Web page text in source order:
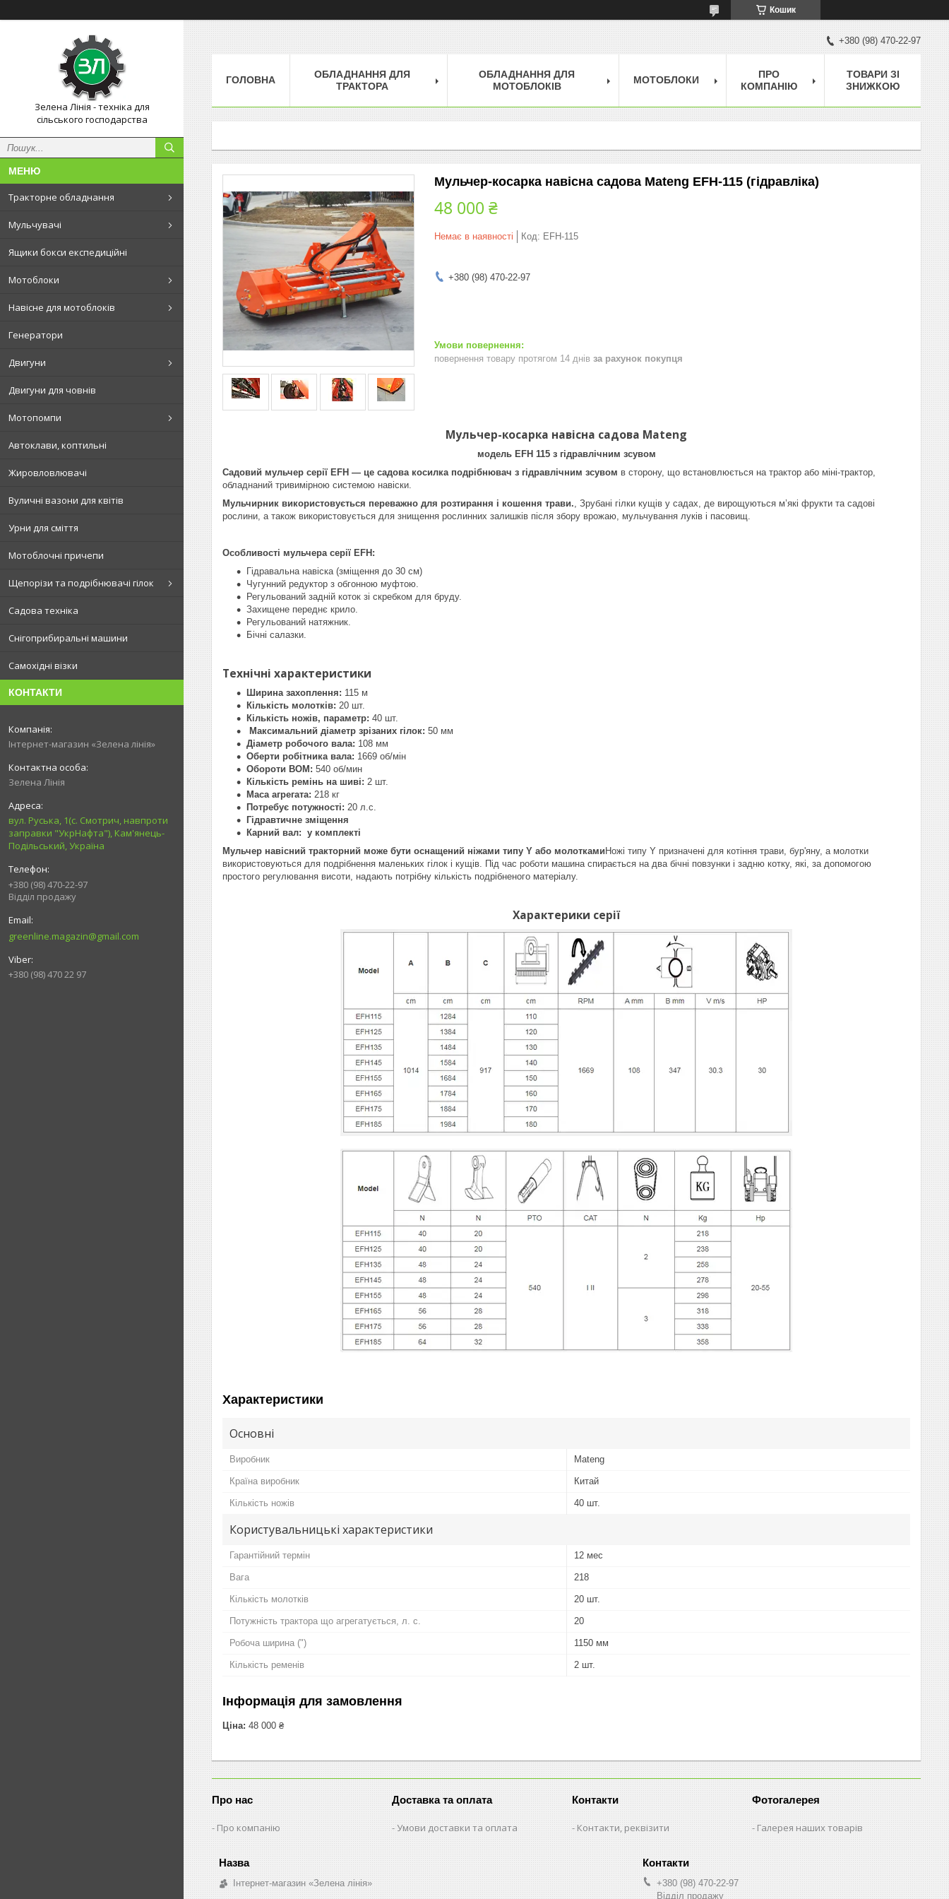
Кошик
Зелена Лінія - техніка для
сільського господарства
Тракторне обладнання
Мульчувачі
Ящики бокси експедиційні
Мотоблоки
Навісне для мотоблоків
Генератори
Двигуни
Двигуни для човнів
Мотопомпи
Автоклави, коптильні
Жировловлювачі
Вуличні вазони для квітів
Урни для сміття
Мотоблочні причепи
Щепорізи та подрібнювачі гілок
Садова техніка
Снігоприбиральні машини
Самохідні візки
КОНТАКТИ
Інтернет-магазин «Зелена лінія»
Зелена Лінія
вул. Руська, 1(с. Смотрич, навпроти
заправки "УкрНафта"), Кам'янець-
Подільський, Україна
+380 (98) 470-22-97
Відділ продажу
greenline.magazin@gmail.com
+380 (98) 470 22 97
+380 (98) 470-22-97
ГОЛОВНА
ОБЛАДНАННЯ ДЛЯ
ТРАКТОРА
ОБЛАДНАННЯ ДЛЯ
МОТОБЛОКІВ
МОТОБЛОКИ
ПРО
КОМПАНІЮ
ТОВАРИ ЗІ
ЗНИЖКОЮ
Мульчер-косарка навісна садова Mateng EFH-115 (гідравліка)
48 000 ₴
Немає в наявності Код: EFH-115
+380 (98) 470-22-97
повернення товару протягом 14 днів за рахунок покупця
Мульчер-косарка навісна садова Mateng
модель EFH 115 з гідравлічним зсувом
Садовий мульчер серії EFH — це садова косилка подрібнювач з гідравлічним зсувом в сторону, що встановлюється на трактор або міні-трактор,
обладнаний тривимірною системою навіски.
Мульчирник використовується переважно для розтирання і кошення трави. , Зрубані гілки кущів у садах, де вирощуються м’які фрукти та садові
рослини, а також використовується для знищення рослинних залишків після збору врожаю, мульчування луків і пасовищ.
Особливості мульчера серії EFH:
Гідравальна навіска (зміщення до 30 см)
Чугунний редуктор з обгонною муфтою.
Регульований задній коток зі скребком для бруду.
Захищене переднє крило.
Регульований натяжник.
Бічні салазки.
Технічні характеристики
Ширина захоплення: 115 м
Кількість молотків: 20 шт.
Кількість ножів, параметр: 40 шт.
Максимальний діаметр зрізаних гілок: 50 мм
Діаметр робочого вала: 108 мм
Оберти робітника вала: 1669 об/мін
Обороти ВОМ: 540 об/мин
Кількість ремінь на шиві: 2 шт.
Маса агрегата: 218 кг
Потребує потужності: 20 л.с.
Гідравтичне зміщення
Карний вал: у комплекті
Мульчер навісний тракторний може бути оснащений ніжами типу Y або молотками Ножі типу Y призначені для котіння трави, бур'яну, а молотки
використовуються для подрібнення маленьких гілок і кущів. Під час роботи машина спирається на два бічні повзунки і задню котку, які, за допомогою
простого регулювання висоти, надають потрібну кількість подрібненого матеріалу.
Характерики серії
Характеристики
Основні
Виробник Mateng
Країна виробник Китай
Кількість ножів 40 шт.
Користувальницькі характеристики
Гарантійний термін 12 мес
Вага 218
Кількість молотків 20 шт.
Потужність трактора що агрегатується, л. с. 20
Робоча ширина (") 1150 мм
Кількість ременів 2 шт.
Інформація для замовлення
Ціна: 48 000 ₴
Про нас
Про компанію
Доставка та оплата
Умови доставки та оплата
Контакти
Контакти, реквізити
Фотогалерея
Галерея наших товарів
Інтернет-магазин «Зелена лінія»
+380 (98) 470-22-97
Відділ продажу